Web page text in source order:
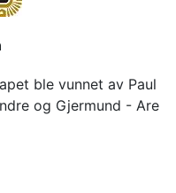
ble vunnet av Paul
og Gjermund - Are